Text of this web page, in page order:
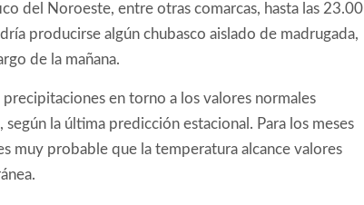
del Noroeste, entre otras comarcas, hasta las 23.00
producirse algún chubasco aislado de madrugada,
de la mañana.
en torno a los valores normales
la última predicción estacional. Para los meses
muy probable que la temperatura alcance valores